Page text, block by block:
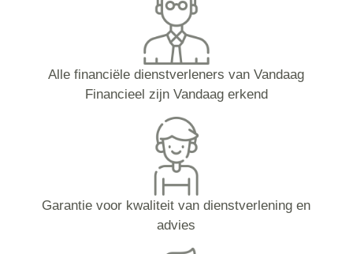
Alle financiële dienstverleners van Vandaag
Financieel zijn Vandaag erkend
Garantie voor kwaliteit van dienstverlening en
advies